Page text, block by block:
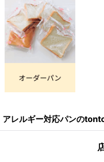
アレルギー対応パンの